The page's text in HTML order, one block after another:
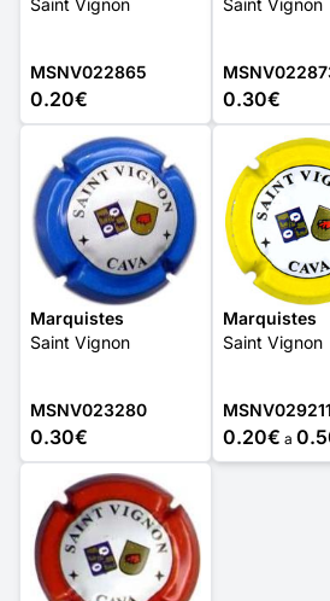
Saint Vignon
MSNV022865
0.20€
Saint Vignon
0.30€
Marquistes
Saint Vignon
MSNV023280
0.30€
Marquistes
Saint Vignon
MSNV029211
0.20€ a